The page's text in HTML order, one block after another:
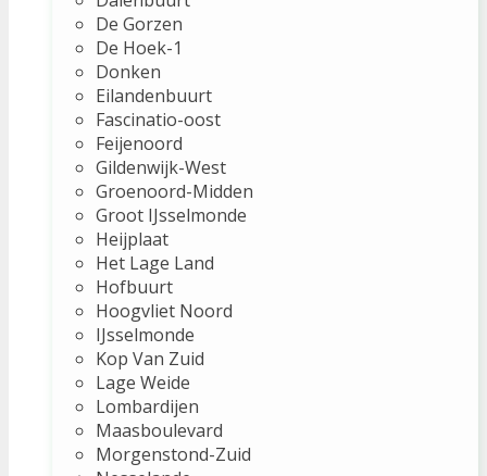
De Gorzen
De Hoek-1
Donken
Eilandenbuurt
Fascinatio-oost
Feijenoord
Gildenwijk-West
Groenoord-Midden
Groot IJsselmonde
Heijplaat
Het Lage Land
Hofbuurt
Hoogvliet Noord
IJsselmonde
Kop Van Zuid
Lage Weide
Lombardijen
Maasboulevard
Morgenstond-Zuid